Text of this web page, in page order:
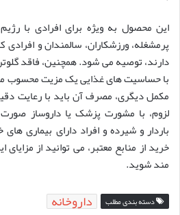
این محصول به ویژه برای افرادی با
پرمشغله، ورزشکاران، سالمندان و
دارند، توصیه می شود. همچنین، فاقد
با حساسیت های غذایی یک مزیت محسوب
مکمل دیگری، مصرف آن باید با رعایت
لزوم، با مشورت پزشک یا داروساز
باردار و شیرده و افراد دارای بیماری
خرید از منابع معتبر، می توانید از
مند شوید.
دسته بندی مطلب داروخانه